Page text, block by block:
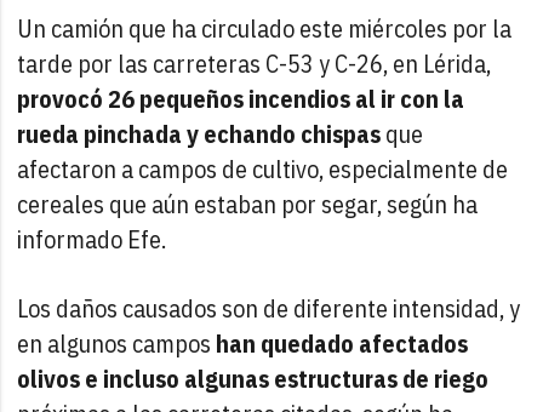
Un camión que ha circulado este miércoles por la
tarde por las carreteras C-53 y C-26, en Lérida,
provocó 26 pequeños incendios al ir con la
rueda pinchada y echando chispasque
afectaron a campos de cultivo, especialmente de
cereales que aún estaban por segar, según ha
informado Efe.
Los daños causados son de diferente intensidad, y
en algunos campos han quedado afectados
olivos e incluso algunas estructuras de riego